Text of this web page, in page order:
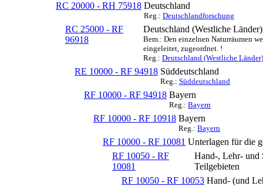
RC 20000 - RH 75918 Deutschland
Reg.: Deutschlandforschung
RC 25000 - RF
96918
Deutschland (Westliche Länder)
Bem.: Den einzelnen Naturräumen
eingeleitet, zugeordnet. !
Reg.: Deutschland (Westliche Länder)
RE 10000 - RF 94918 Süddeutschland
Reg.: Süddeutschland
RF 10000 - RF 94918 Bayern
Reg.: Bayern
RF 10000 - RF 10918 Bayern
Reg.: Bayern
RF 10000 - RF 10081 Unterlagen für die
RF 10050 - RF
10081
Hand-, Lehr- und
Teilgebieten
RF 10050 - RF 10053 Hand- (und